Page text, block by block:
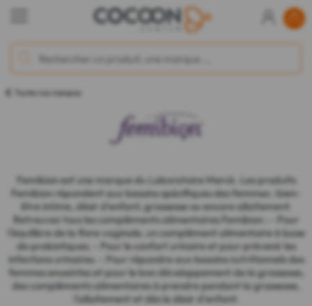
Toutes nos marques
Femibion est une marque du Laboratoire Merck. Les produits
Femibion répondent aux besoins spécifiques des femmes : bien-
être intime, désir d'enfant, grossesse ou encore allaitement.
Retrouvez tous les compléments alimentaires Femibion : - Pour
l'équilibre de la flore vaginale, un complément alimentaire à base
de probiotiques. - Pour le confort urinaire et pour prévenir les
infections urinaires. - Pour répondre aux besoins nutritionnels des
femmes enceintes et pour le bon développement de la grossesse,
des compléments alimentaires à prendre pendant la grossesse,
l'allaitement et dès le désir d'enfant.